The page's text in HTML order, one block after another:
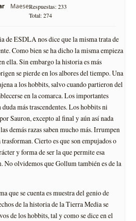
MaeseRespuestas: 233
Total: 274
de ESDLA nos dice que la misma trata de
Como bien se ha dicho la misma empieza
ella. Sin embargo la historia es más
se pierde en los albores del tiempo. Una
a los hobbits, salvo cuando partieron del
en la comarca. Los importantes
más trascendentes. Los hobbits ni
Sauron, excepto al final y aún así­ nada
demás razas saben mucho más. Irrumpen
Cierto es que son empujados o
y forma de ser la que permite esa
No olvidemos que Gollum también es de la
que se cuenta es muestra del genio de
de la historia de la Tierra Media se
de los hobbits, tal y como se dice en el